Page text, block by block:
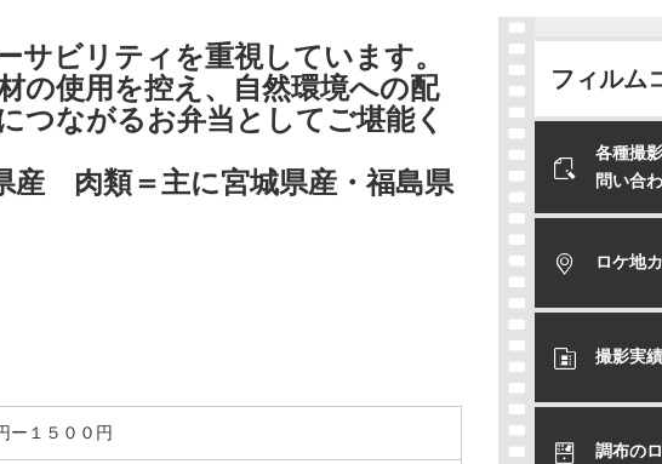
サビリティを重視しています。
の使用を控え、自然環境への配
つながるお弁当としてご堪能く
産 肉類＝主に宮城県産・福島県
ー１５００円
フィルム
各種撮
問い合
ロケ地
撮影実
調布の